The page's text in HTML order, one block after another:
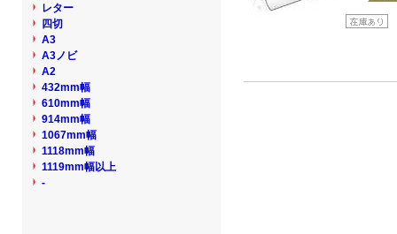
レター
四切
A3
A3ノビ
A2
432mm幅
610mm幅
914mm幅
1067mm幅
1118mm幅
1119mm幅以上
-